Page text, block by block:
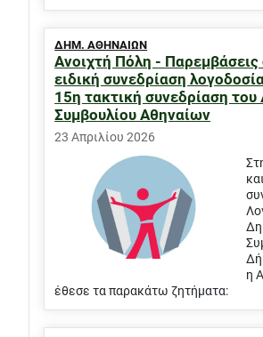
ΔΗΜ. ΑΘΗΝΑΙΩΝ
Ανοιχτή Πόλη - Παρεμβάσεις
ειδική συνεδρίαση
15η τακτική συνεδρίαση του
Συμβουλίου Αθηναίων
23 Απριλίου 2026
η
έθεσε τα παρακάτω ζητήματα: